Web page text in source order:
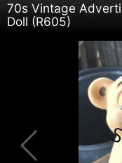
70s Vintage
Doll (R605)